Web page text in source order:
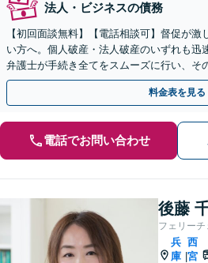
法人・ビジネスの債務
【初回面談無料】【電話相談可】督促が
い方へ。個人破産・法人破産のいずれも迅
弁護士が手続き全てをスムーズに行い、そ
ートをします。個人再生もお任せください
料金表を見る
電話でお問い合わせ
後藤
フェリー
兵
庫
西
宮